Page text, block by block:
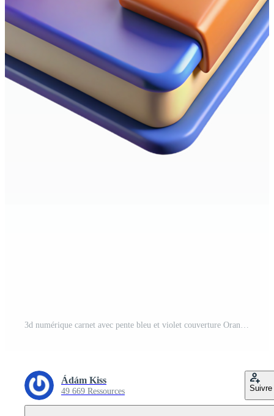
3d numérique carnet avec pente bleu et violet couverture Orange fermer à clé et or spirale contraignant PNG Gratuit
Ádám Kiss
49 669 Ressources Suivre